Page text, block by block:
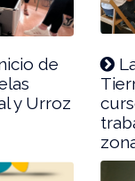
de
y Urroz